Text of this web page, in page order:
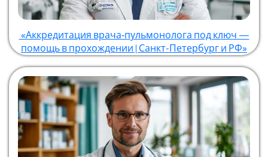
«Аккредитация врача‑пульмонолога под ключ —
помощь в прохождении | Санкт-Петербург и РФ»